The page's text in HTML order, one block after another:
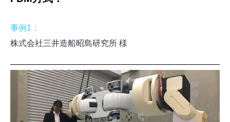
事例1：
株式会社三井造船昭島研究所 様